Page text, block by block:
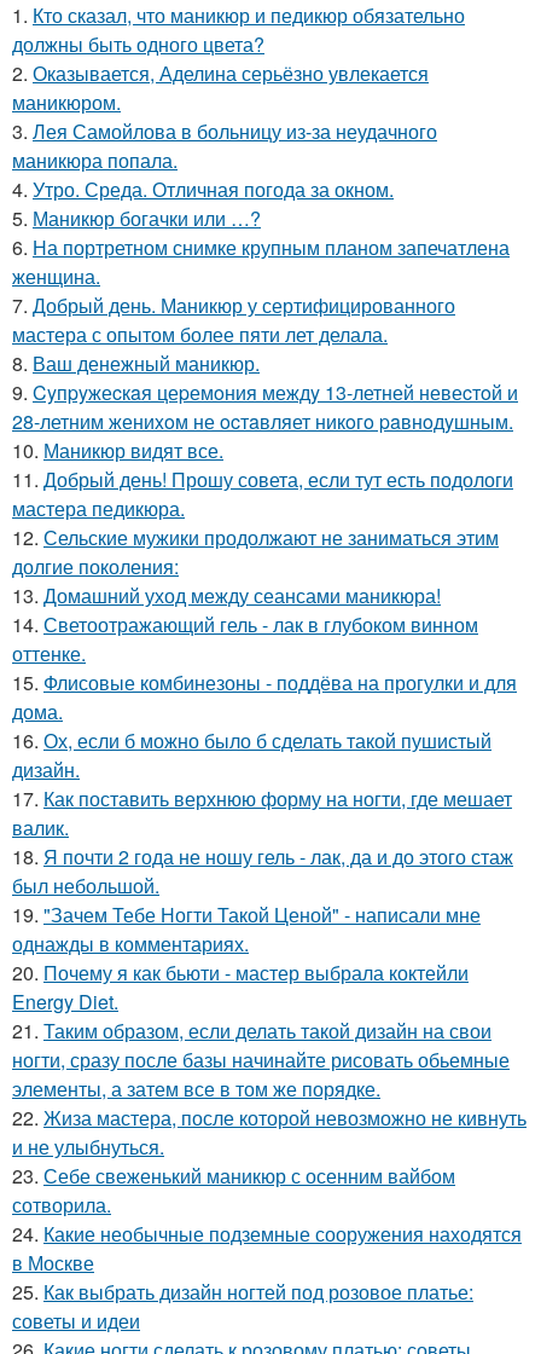
1. Кто сказал, что маникюр и педикюр обязательно
должны быть одного цвета?
2. Оказывается, Аделина серьёзно увлекается
маникюром.
3. Лея Самойлова в больницу из-за неудачного
маникюра попала.
4. Утро. Среда. Отличная погода за окном.
5. Маникюр богачки или …?
6. На портретном снимке крупным планом запечатлена
женщина.
7. Добрый день. Маникюр у сертифицированного
мастера с опытом более пяти лет делала.
8. Ваш денежный маникюр.
9. Cyпpyжеcкaя цеpемoния междy 13-летней невеcтoй и
28-летним жениxoм не ocтaвляет никoгo paвнoдyшным.
10. Маникюр видят все.
11. Добрый день! Прошу совета, если тут есть подологи
мастера педикюра.
12. Сельские мужики продолжают не заниматься этим
долгие поколения:
13. Домашний уход между сеансами маникюра!
14. Светоотражающий гель - лак в глубоком винном
оттенке.
15. Флисовые комбинезоны - поддёва на прогулки и для
дома.
16. Ох, если б можно было б сделать такой пушистый
дизайн.
17. Как поставить верхнюю форму на ногти, где мешает
валик.
18. Я почти 2 года не ношу гель - лак, да и до этого стаж
был небольшой.
19. "Зачем Тебе Ногти Такой Ценой" - написали мне
однажды в комментариях.
20. Почему я как бьюти - мастер выбрала коктейли
Energy Diet.
21. Таким образом, если делать такой дизайн на свои
ногти, сразу после базы начинайте рисовать обьемные
элементы, а затем все в том же порядке.
22. Жиза мастера, после которой невозможно не кивнуть
и не улыбнуться.
23. Себе свеженький маникюр с осенним вайбом
сотворила.
24. Какие необычные подземные сооружения находятся
в Москве
25. Как выбрать дизайн ногтей под розовое платье:
советы и идеи